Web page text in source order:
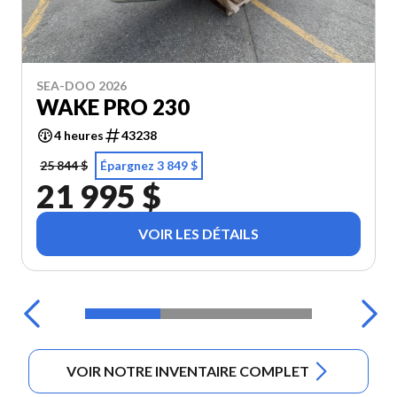
SEA-DOO 2026
WAKE PRO 230
4 heures
43238
25 844 $
Épargnez 3 849 $
21 995 $
VOIR LES DÉTAILS
VOIR NOTRE INVENTAIRE COMPLET